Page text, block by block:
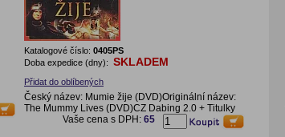
Katalogové číslo: 0405PS
Doba expedice (dny): SKLADEM
Přidat do oblíbených
Český název: Mumie žije (DVD)Originální název:
The Mummy Lives (DVD)CZ Dabing 2.0 + Titulky
Vaše cena s DPH: 65